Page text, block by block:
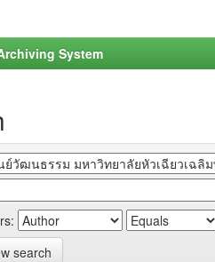
System
search